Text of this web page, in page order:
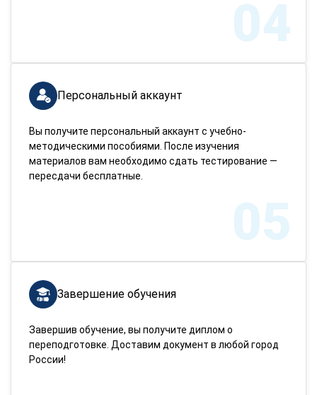
04
Персональный аккаунт
Вы получите персональный аккаунт с учебно-
методическими пособиями. После изучения
материалов вам необходимо сдать тестирование —
пересдачи бесплатные.
05
Завершение обучения
Завершив обучение, вы получите диплом о
переподготовке. Доставим документ в любой город
России!